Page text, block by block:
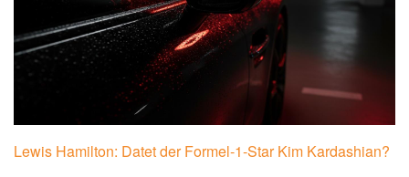
Lewis Hamilton: Datet der Formel-1-Star Kim Kardashian?